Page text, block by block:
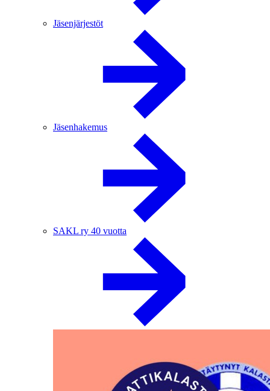
Jäsenjärjestöt
Jäsenhakemus
SAKL ry 40 vuotta